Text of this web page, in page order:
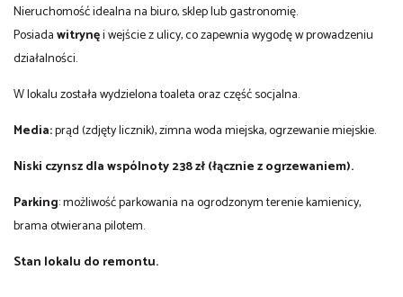
Nieruchomość idealna na biuro, sklep lub gastronomię.
Posiadawitrynęi wejście z ulicy, co zapewnia wygodę w prowadzeniu
działalności.
W lokalu została wydzielona toaleta oraz część socjalna.
Media:prąd (zdjęty licznik), zimna woda miejska, ogrzewanie miejskie.
Niski czynsz dla wspólnoty 238 zł (łącznie z ogrzewaniem).
Parking: możliwość parkowania na ogrodzonym terenie kamienicy,
brama otwierana pilotem.
Stan lokalu do remontu.